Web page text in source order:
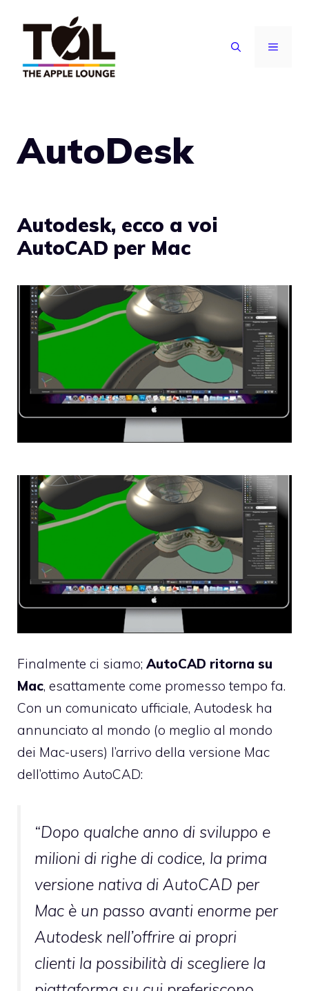
contenuto
MENU
AutoDesk
Autodesk, ecco a voi
AutoCAD per Mac
Finalmente ci siamo; AutoCAD ritorna su
Mac, esattamente come promesso tempo fa.
Con un comunicato ufficiale, Autodesk ha
annunciato al mondo (o meglio al mondo
dei Mac-users) l’arrivo della versione Mac
dell’ottimo AutoCAD:
“Dopo qualche anno di sviluppo e
milioni di righe di codice, la prima
versione nativa di AutoCAD per
Mac è un passo avanti enorme per
Autodesk nell’offrire ai propri
clienti la possibilità di scegliere la